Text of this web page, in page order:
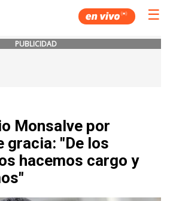
☰
PUBLICIDAD
Monsalve por
gracia: "De los
hacemos cargo y